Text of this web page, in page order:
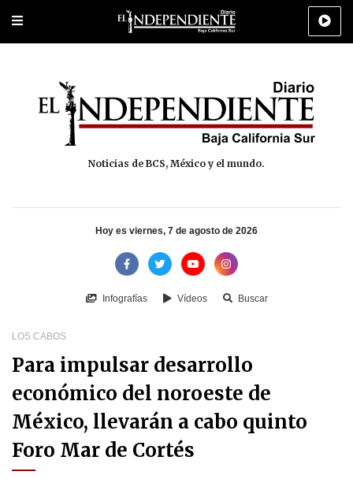
Portada Los Cabos Policiaca Deportes Cultura
Noticias de BCS, México y el mundo.
Hoy es viernes, 7 de agosto de 2026
Infografías Vídeos Buscar
LOS CABOS
Para impulsar desarrollo
económico del noroeste de
México, llevarán a cabo quinto
Foro Mar de Cortés